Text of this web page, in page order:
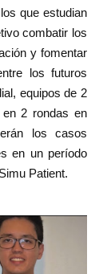
que estudian
combatir los
y fomentar
los futuros
equipos de 2
2 rondas en
los casos
en un período
Patient.